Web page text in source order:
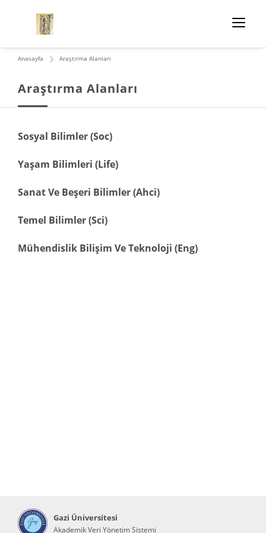
Araştırma Alanları
Anasayfa Araştırma Alanları
Sosyal Bilimler (Soc)
Yaşam Bilimleri (Life)
Sanat Ve Beşeri Bilimler (Ahci)
Temel Bilimler (Sci)
Mühendislik Bilişim Ve Teknoloji (Eng)
Gazi Üniversitesi
Akademik Veri Yönetim Sistemi